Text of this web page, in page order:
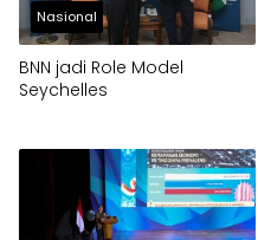
Nasional
BNN jadi Role Model
Seychelles